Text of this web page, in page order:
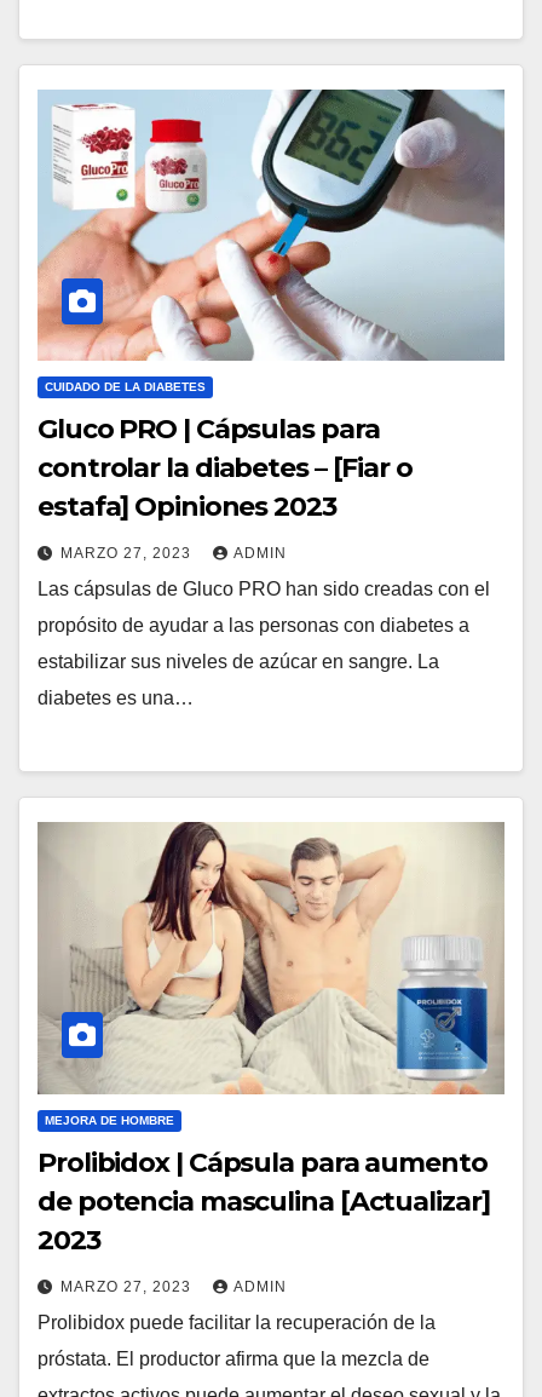
CUIDADO DE LA DIABETES
Gluco PRO | Cápsulas para
controlar la diabetes – [Fiar o
estafa] Opiniones 2023
MARZO 27, 2023 ADMIN
Las cápsulas de Gluco PRO han sido creadas con el
propósito de ayudar a las personas con diabetes a
estabilizar sus niveles de azúcar en sangre. La
diabetes es una…
MEJORA DE HOMBRE
Prolibidox | Cápsula para aumento
de potencia masculina [Actualizar]
2023
MARZO 27, 2023 ADMIN
Prolibidox puede facilitar la recuperación de la
próstata. El productor afirma que la mezcla de